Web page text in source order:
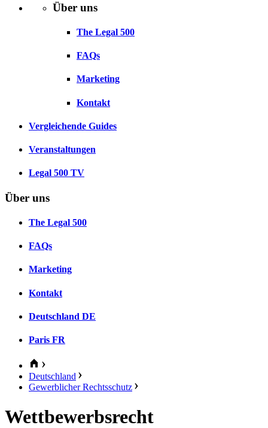
Über uns
The Legal 500
FAQs
Marketing
Kontakt
Vergleichende Guides
Veranstaltungen
Legal 500 TV
Über uns
The Legal 500
FAQs
Marketing
Kontakt
Deutschland DE
Paris FR
Deutschland
Gewerblicher Rechtsschutz
Wettbewerbsrecht